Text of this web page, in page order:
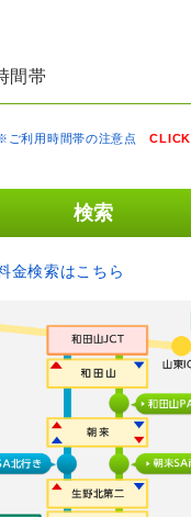
間帯
ご利用時間帯の注意点CLICK
金検索はこちら